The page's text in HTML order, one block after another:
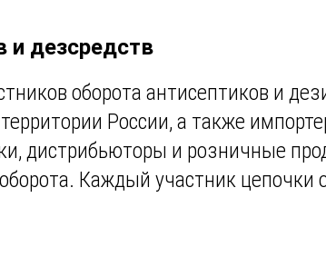
и дезсредств
оборота антисептиков и
России, а также
дистрибьюторы и розничные
Каждый участник цепочки